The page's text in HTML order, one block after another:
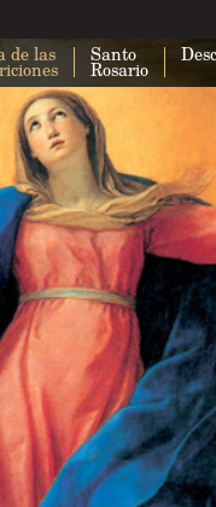
de las Santo
Rosario
Esta
¿Eres el